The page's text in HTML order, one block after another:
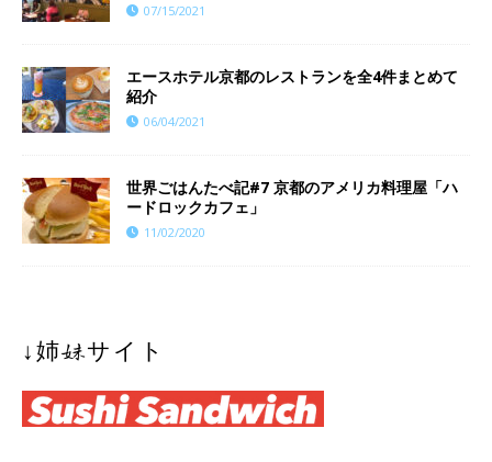
07/15/2021
エースホテル京都のレストランを全4件まとめて
紹介
06/04/2021
世界ごはんたべ記#7 京都のアメリカ料理屋「ハ
ードロックカフェ」
11/02/2020
↓姉妹サイト